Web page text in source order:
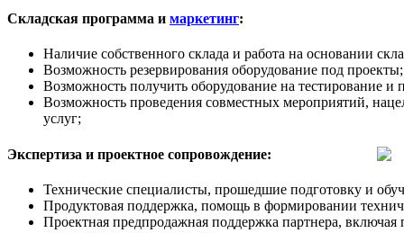
Складская программа и маркетинг:
Наличие собственного склада и работа на основании
Возможность резервирования оборудование под проекты;
Возможность получить оборудование на тестирование и
Возможность проведения совместных мероприятий,
услуг;
Экспертиза и проектное сопровождение:
Технические специалисты, прошедшие подготовку и
Продуктовая поддержка, помощь в формировании
Проектная предпродажная поддержка партнера, включая